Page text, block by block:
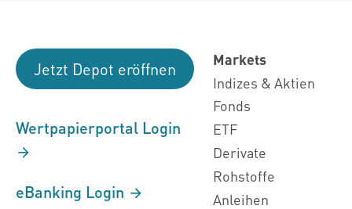
Jetzt Depot eröffnen
Wertpapierportal Login
eBanking Login
Markets
Indizes & Aktien
Fonds
ETF
Derivate
Rohstoffe
Anleihen